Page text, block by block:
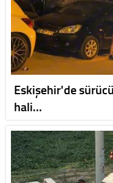
Eskişehir'de
hali…